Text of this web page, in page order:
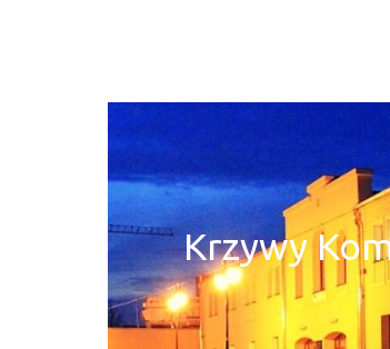
Krzywy
Krzywy
Dowiedz się więcej